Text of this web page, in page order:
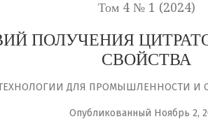
Том 4 № 1 (2024)
ПОЛУЧЕНИЯ
СВОЙСТВА
ДЛЯ ПРОМЫШЛЕННОСТИ И
Опубликованный Ноябрь 2,